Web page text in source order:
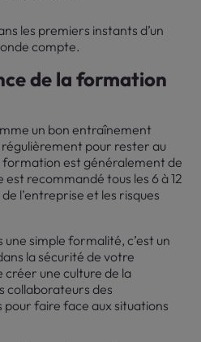
les premiers instants d’un
compte.
de la formation
un bon entraînement
pour rester au
formation est généralement de
recommandé tous les 6 à 12
l’entreprise et les risques
une simple formalité, c’est un
la sécurité de votre
une culture de la
collaborateurs des
faire face aux situations